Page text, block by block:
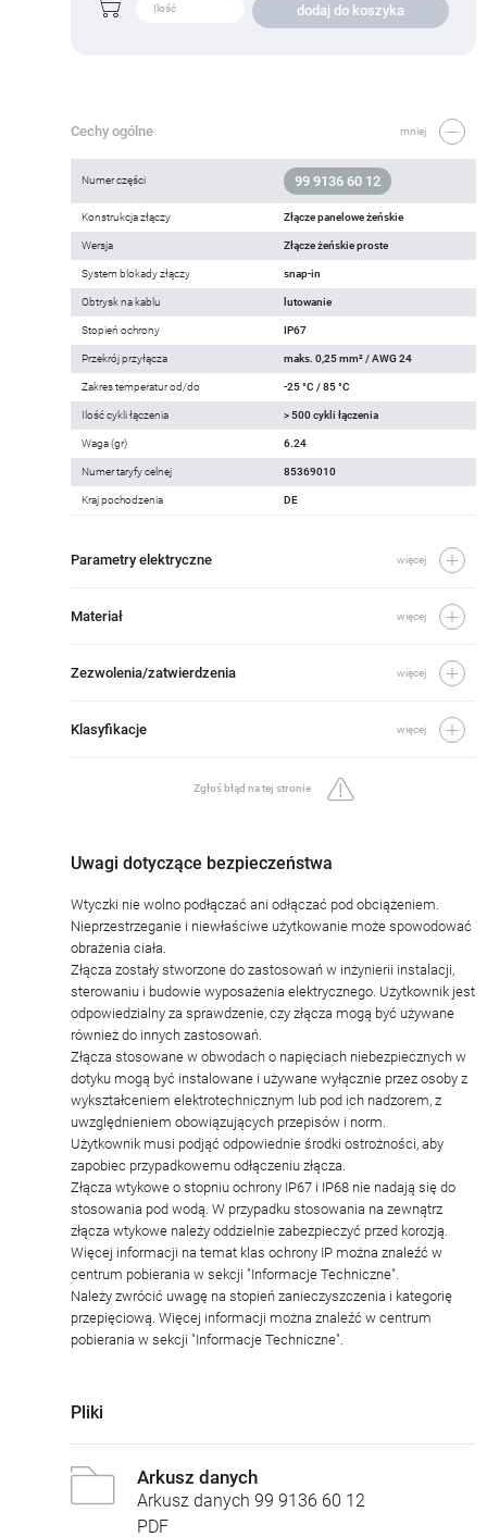
dodaj do koszyka
Cechy ogólne mniej
Numer części 99 9136 60 12
Konstrukcja złączy Złącze panelowe żeńskie
Wersja Złącze żeńskie proste
System blokady złączy snap-in
Obtrysk na kablu lutowanie
Stopień ochrony IP67
Przekrój przyłącza maks. 0,25 mm² / AWG 24
Zakres temperatur od/do -25 °C / 85 °C
Ilość cykli łączenia > 500 cykli łączenia
Waga (gr) 6.24
Numer taryfy celnej 85369010
Kraj pochodzenia DE
Parametry elektryczne więcej
Materiał więcej
Zezwolenia/zatwierdzenia więcej
Klasyfikacje więcej
Zgłoś błąd na tej stronie
Uwagi dotyczące bezpieczeństwa
Wtyczki nie wolno podłączać ani odłączać pod obciążeniem.
Nieprzestrzeganie i niewłaściwe użytkowanie może spowodować
obrażenia ciała.
Złącza zostały stworzone do zastosowań w inżynierii instalacji,
sterowaniu i budowie wyposażenia elektrycznego. Użytkownik jest
odpowiedzialny za sprawdzenie, czy złącza mogą być używane
również do innych zastosowań.
Złącza stosowane w obwodach o napięciach niebezpiecznych w
dotyku mogą być instalowane i używane wyłącznie przez osoby z
wykształceniem elektrotechnicznym lub pod ich nadzorem, z
uwzględnieniem obowiązujących przepisów i norm.
Użytkownik musi podjąć odpowiednie środki ostrożności, aby
zapobiec przypadkowemu odłączeniu złącza.
Złącza wtykowe o stopniu ochrony IP67 i IP68 nie nadają się do
stosowania pod wodą. W przypadku stosowania na zewnątrz
złącza wtykowe należy oddzielnie zabezpieczyć przed korozją.
Więcej informacji na temat klas ochrony IP można znaleźć w
centrum pobierania w sekcji "Informacje Techniczne".
Należy zwrócić uwagę na stopień zanieczyszczenia i kategorię
przepięciową. Więcej informacji można znaleźć w centrum
pobierania w sekcji "Informacje Techniczne".
Pliki
Arkusz danych
Arkusz danych 99 9136 60 12
PDF